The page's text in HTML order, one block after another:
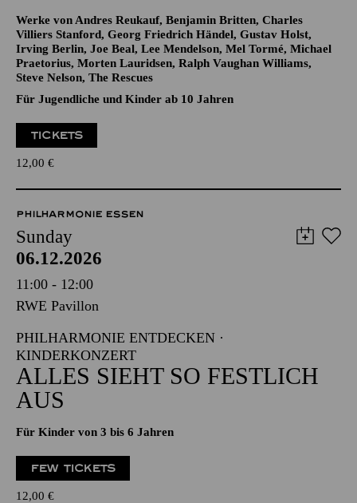
Werke von Andres Reukauf, Benjamin Britten, Charles
Villiers Stanford, Georg Friedrich Händel, Gustav Holst,
Irving Berlin, Joe Beal, Lee Mendelson, Mel Tormé, Michael
Praetorius, Morten Lauridsen, Ralph Vaughan Williams,
Steve Nelson, The Rescues
Für Jugendliche und Kinder ab 10 Jahren
TICKETS
12,00 €
PHILHARMONIE ESSEN
Sunday
06.12.2026
11:00 - 12:00
RWE Pavillon
PHILHARMONIE ENTDECKEN ·
KINDERKONZERT
ALLES SIEHT SO FESTLICH
AUS
Für Kinder von 3 bis 6 Jahren
FEW TICKETS
12,00 €